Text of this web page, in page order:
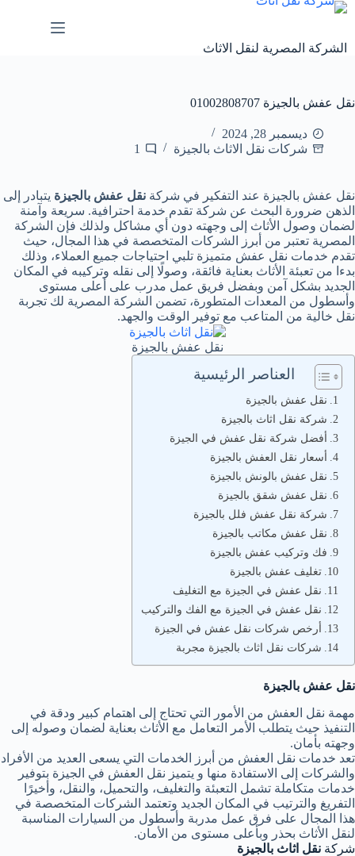
التجاوز
الشركة المصرية لنقل الاثاث
نقل عفش بالجيزة 01002808707
ديسمبر 28, 2024
شركات نقل الاثاث بالجيزة
1
نقل عفش بالجيزة عند التفكير في شركة نقل عفش بالجيزة يتبادر إلى
الذهن ضرورة البحث عن شركة تقدم خدمة احترافية. سريعة وآمنة
لضمان وصول الأثاث إلى وجهته دون أي مشاكل ولذلك فإن الشركة
المصرية تعتبر من أبرز الشركات المتخصصة في هذا المجال، حيث
تقدم خدمات نقل عفش متميزة تلبي احتياجات جميع العملاء، وذلك
بدءا من تعبئة الأثاث بعناية فائقة، وصولًا إلى نقله وتركيبه في المكان
الجديد بشكل آمن وبفضل فريق عمل مدرب على أعلى مستوى
وأسطول من المعدات المتطورة، تضمن الشركة المصرية لك تجربة
نقل خالية من المتاعب مع توفير الوقت والجهد.
نقل عفش بالجيزة
العناصر الرئيسية
نقل عفش بالجيزة
شركة نقل اثاث بالجيزة
أفضل شركة نقل عفش في الجيزة
أسعار نقل العفش بالجيزة
نقل عفش بالونش بالجيزة
نقل عفش شقق بالجيزة
شركة نقل عفش فلل بالجيزة
نقل عفش مكاتب بالجيزة
فك وتركيب عفش بالجيزة
تغليف عفش بالجيزة
نقل عفش في الجيزة مع التغليف
نقل عفش في الجيزة مع الفك والتركيب
أرخص شركات نقل عفش في الجيزة
شركات نقل اثاث بالجيزة مجربة
نقل عفش بالجيزة
مهمة نقل العفش من الأمور التي تحتاج إلى اهتمام كبير ودقة في
التنفيذ حيث يتطلب الأمر التعامل مع الأثاث بعناية لضمان وصوله إلى
وجهته بأمان.
تعد خدمات نقل العفش من أبرز الخدمات التي يسعى العديد من الأفراد
والشركات إلى الاستفادة منها و يتميز نقل العفش في الجيزة بتوفير
خدمات متكاملة تشمل التعبئة والتغليف، والتحميل، والنقل، وأخيرًا
التفريغ والترتيب في المكان الجديد وتعتمد الشركات المتخصصة في
هذا المجال على فرق عمل مدربة وأسطول من السيارات المناسبة
لنقل الأثاث بحذر وبأعلى مستوى من الأمان.
شركة نقل اثاث بالجيزة